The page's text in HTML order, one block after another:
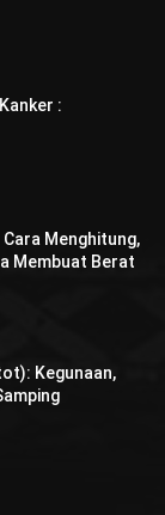
:
Menghitung,
Membuat Berat
Kegunaan,